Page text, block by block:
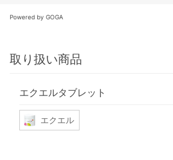
Powered by GOGA
取り扱い商品
エクエルタブレット
エクエル